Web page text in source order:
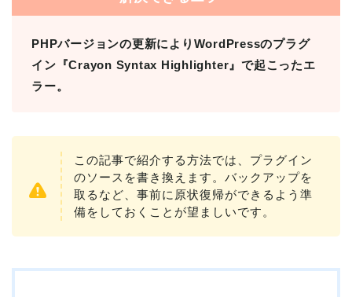
PHPバージョンの更新によりWordPressのプラグ
イン『Crayon Syntax Highlighter』で起こったエ
ラー。
この記事で紹介する方法では、プラグイン
のソースを書き換えます。バックアップを
取るなど、事前に原状復帰ができるよう準
備をしておくことが望ましいです。